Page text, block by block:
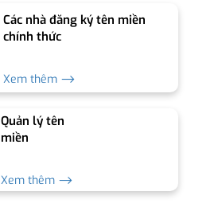
Các nhà đăng ký tên miền
chính thức
Xem thêm ⟶
Quản lý tên
miền
Xem thêm ⟶